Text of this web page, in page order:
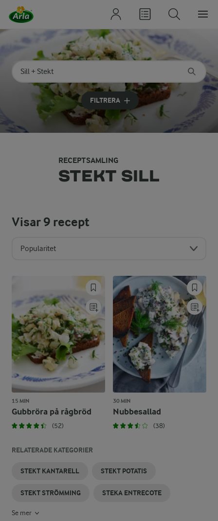
Sök på kategori eller ingrediens
Skriv in sökord för att få förslag
FILTRERA
RECEPTSAMLING
STEKT SILL
Visar9 recept
Popularitet
15 MIN
Gubbröra på rågbröd
(52)
30 MIN
Nubbesallad
(38)
RELATERADE KATEGORIER
STEKT KANTARELL STEKT POTATIS
STEKT STRÖMMING STEKA ENTRECOTE
Se mer